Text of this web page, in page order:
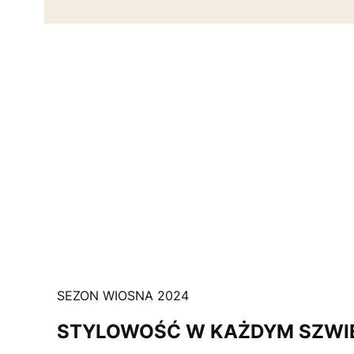
SEZON WIOSNA 2024
STYLOWOŚĆ W KAŻDYM